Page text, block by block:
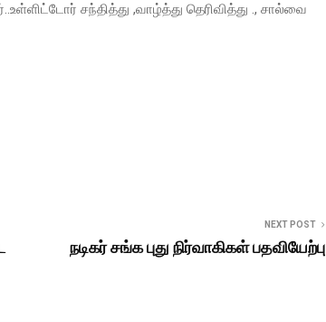
சந்தித்து ,வாழ்த்து தெரிவித்து ., சால்வை
NEXT POST
நடிகர் சங்க புது நிர்வாகிகள் பதவியேற்பு